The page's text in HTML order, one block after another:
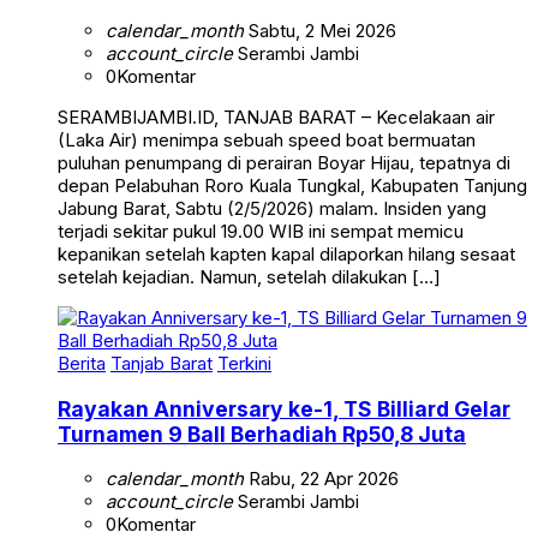
calendar_monthSabtu, 2 Mei 2026
account_circleSerambi Jambi
0Komentar
SERAMBIJAMBI.ID, TANJAB BARAT – Kecelakaan air
(Laka Air) menimpa sebuah speed boat bermuatan
puluhan penumpang di perairan Boyar Hijau, tepatnya di
depan Pelabuhan Roro Kuala Tungkal, Kabupaten Tanjung
Jabung Barat, Sabtu (2/5/2026) malam. Insiden yang
terjadi sekitar pukul 19.00 WIB ini sempat memicu
kepanikan setelah kapten kapal dilaporkan hilang sesaat
setelah kejadian. Namun, setelah dilakukan […]
Berita Tanjab Barat Terkini
Rayakan Anniversary ke-1, TS Billiard Gelar
Turnamen 9 Ball Berhadiah Rp50,8 Juta
calendar_monthRabu, 22 Apr 2026
account_circleSerambi Jambi
0Komentar